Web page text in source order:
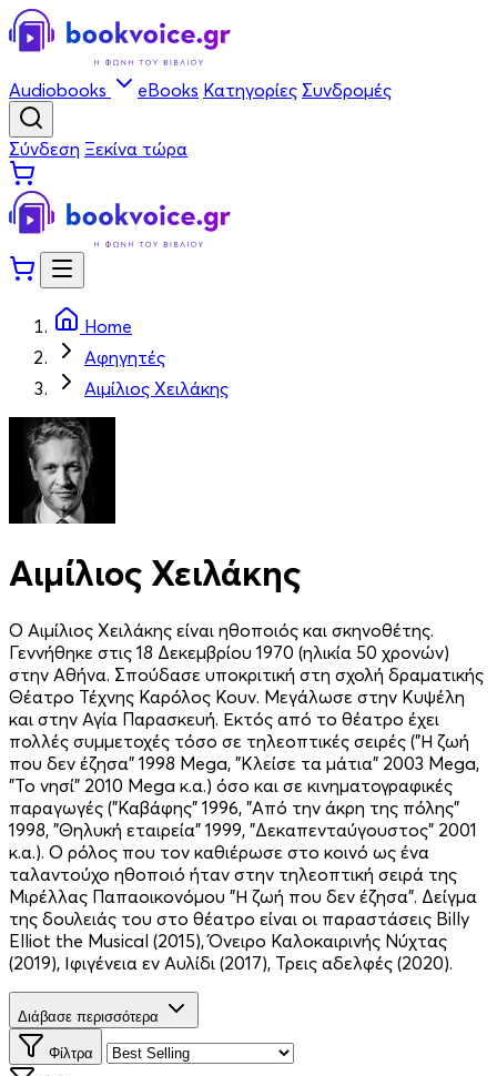
Audiobooks eBooks Κατηγορίες Συνδρομές
Σύνδεση Ξεκίνα τώρα
Home
Αφηγητές
Αιμίλιος Χειλάκης
Αιμίλιος Χειλάκης
Ο Αιμίλιος Χειλάκης είναι ηθοποιός και σκηνοθέτης.
Γεννήθηκε στις 18 Δεκεμβρίου 1970 (ηλικία 50 χρονών)
στην Αθήνα. Σπούδασε υποκριτική στη σχολή δραματικής
Θέατρο Τέχνης Καρόλος Κουν. Μεγάλωσε στην Κυψέλη
και στην Αγία Παρασκευή. Εκτός από το θέατρο έχει
πολλές συμμετοχές τόσο σε τηλεοπτικές σειρές ("Η ζωή
που δεν έζησα" 1998 Mega, "Κλείσε τα μάτια" 2003 Mega,
"Το νησί" 2010 Mega κ.α.) όσο και σε κινηματογραφικές
παραγωγές ("Καβάφης" 1996, "Από την άκρη της πόλης"
1998, "Θηλυκή εταιρεία" 1999, "Δεκαπενταύγουστος" 2001
κ.α.). Ο ρόλος που τον καθιέρωσε στο κοινό ως ένα
ταλαντούχο ηθοποιό ήταν στην τηλεοπτική σειρά της
Μιρέλλας Παπαοικονόμου "Η ζωή που δεν έζησα". Δείγμα
της δουλειάς του στο θέατρο είναι οι παραστάσεις Billy
Elliot the Musical (2015), Όνειρο Καλοκαιρινής Νύχτας
(2019), Ιφιγένεια εν Αυλίδι (2017), Τρεις αδελφές (2020).
Διάβασε περισσότερα
Φίλτρα